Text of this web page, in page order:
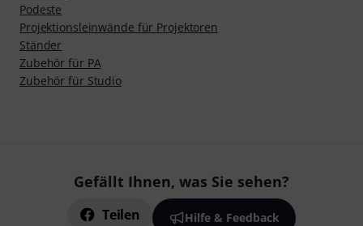
Podeste
Projektionsleinwände für Projektoren
Ständer
Zubehör für PA
Zubehör für Studio
Gefällt Ihnen, was Sie sehen?
Teilen Hilfe & Feedback